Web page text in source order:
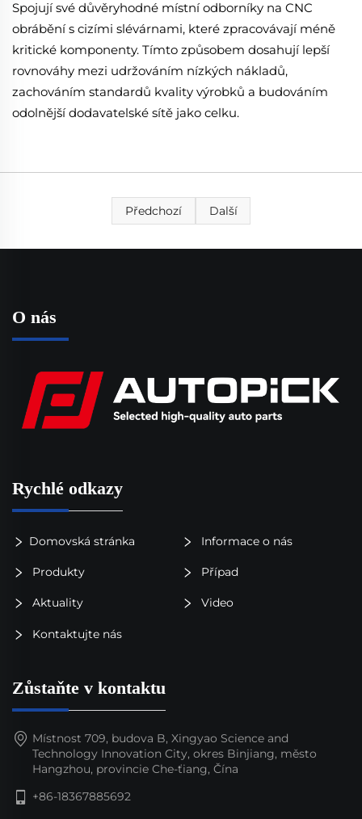
Spojují své důvěryhodné místní odborníky na CNC
obrábění s cizími slévárnami, které zpracovávají méně
kritické komponenty. Tímto způsobem dosahují lepší
rovnováhy mezi udržováním nízkých nákladů,
zachováním standardů kvality výrobků a budováním
odolnější dodavatelské sítě jako celku.
Předchozí Další
O nás
Rychlé odkazy
Domovská stránka Informace o nás
Produkty Případ
Aktuality Video
Kontaktujte nás
Zůstaňte v kontaktu
Místnost 709, budova B, Xingyao Science and
Technology Innovation City, okres Binjiang, město
Hangzhou, provincie Che-ťiang, Čína
+86-18367885692